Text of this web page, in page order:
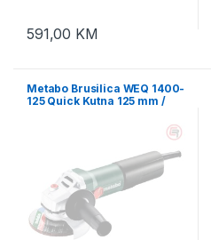
591,00 KM
Metabo Brusilica WEQ 1400-
125 Quick Kutna 125 mm /